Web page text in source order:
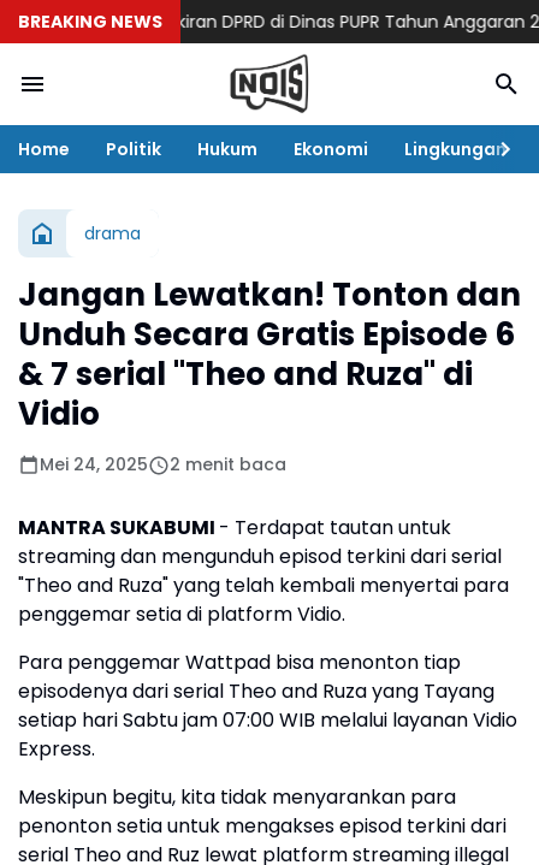
BREAKING NEWS
Ada Pokok Pikiran DPRD di Dinas PUPR Tahun Anggaran 2026
Home Politik Hukum Ekonomi Lingkungan
drama
Jangan Lewatkan! Tonton dan
Unduh Secara Gratis Episode 6
& 7 serial "Theo and Ruza" di
Vidio
Mei 24, 2025 2 menit baca
MANTRA SUKABUMI - Terdapat tautan untuk
streaming dan mengunduh episod terkini dari serial
"Theo and Ruza" yang telah kembali menyertai para
penggemar setia di platform Vidio.
Para penggemar Wattpad bisa menonton tiap
episodenya dari serial Theo and Ruza yang Tayang
setiap hari Sabtu jam 07:00 WIB melalui layanan Vidio
Express.
Meskipun begitu, kita tidak menyarankan para
penonton setia untuk mengakses episod terkini dari
serial Theo and Ruz lewat platform streaming illegal